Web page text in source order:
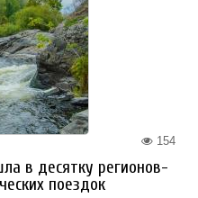
154
в десятку регионов-
поездок